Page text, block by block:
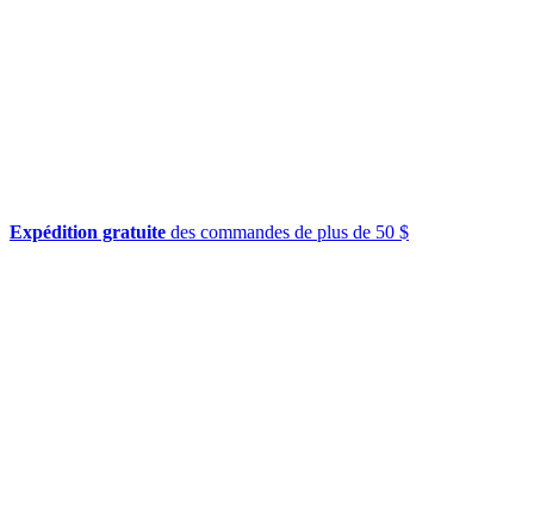
Expédition gratuite des commandes de plus de 50 $